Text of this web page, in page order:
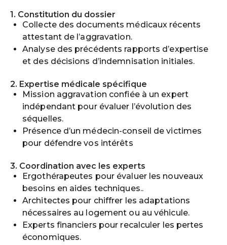
1. Constitution du dossier
Collecte des documents médicaux récents
attestant de l’aggravation.
Analyse des précédents rapports d’expertise
et des décisions d’indemnisation initiales.
2. Expertise médicale spécifique
Mission aggravation confiée à un expert
indépendant pour évaluer l’évolution des
séquelles.
Présence d’un médecin-conseil de victimes
pour défendre vos intérêts
3. Coordination avec les experts
Ergothérapeutes pour évaluer les nouveaux
besoins en aides techniques..
Architectes pour chiffrer les adaptations
nécessaires au logement ou au véhicule.
Experts financiers pour recalculer les pertes
économiques.